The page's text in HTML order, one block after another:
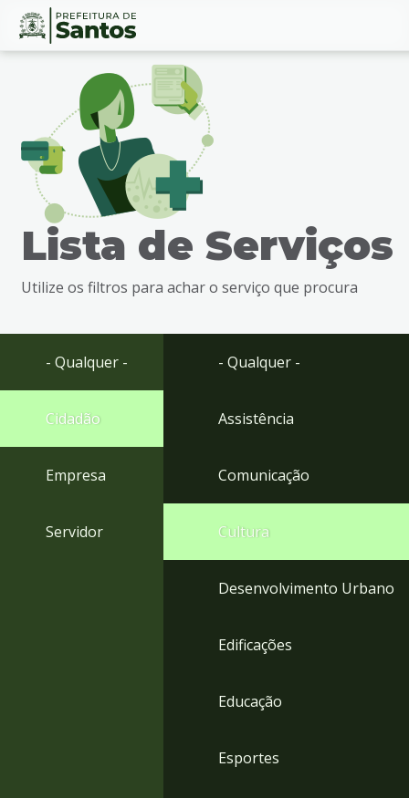
Ir
busca
Ir
rodapé
Conteúdo
Lista de Serviços
Utilize os filtros para achar o serviço que procura
- Qualquer -
Cidadão
Empresa
Servidor
- Qualquer -
Assistência
Comunicação
Cultura
Desenvolvimento Urbano
Edificações
Educação
Esportes